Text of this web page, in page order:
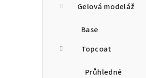
Gelová modeláž
Base
Topcoat
Průhledné